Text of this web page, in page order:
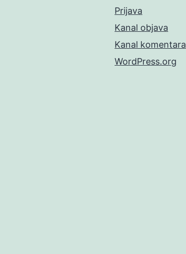
Prijava
Kanal objava
Kanal komentara
WordPress.org